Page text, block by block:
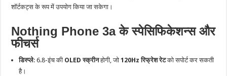
शॉर्टकट्स के रूप में उपयोग किया जा सकेगा।
Nothing Phone 3a के स्पेसिफिकेशन्स और
फीचर्स
डिस्प्ले: 6.8-इंच की OLED स्क्रीनहोगी, जो120Hz रिफ्रेश रेटको सपोर्ट कर सकती
है।